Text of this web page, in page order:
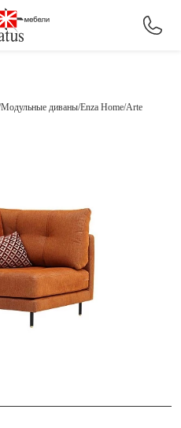
Модульные диваны Enza Home Arte